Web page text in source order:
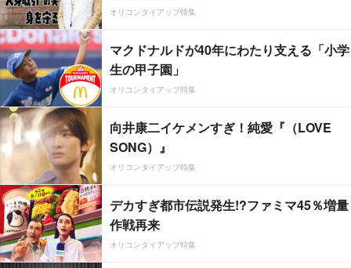
オリコンタイアップ特集
マクドナルドが40年にわたり支える「小学
生の甲子園」
オリコンタイアップ特集
向井康二イケメンすぎ！純愛『（LOVE
SONG）』
オリコンタイアップ特集
デカすぎ都市伝説発生!?ファミマ45％増量
作戦再来
オリコンタイアップ特集